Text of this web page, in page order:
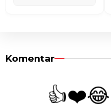
Komentar
👍❤️😂